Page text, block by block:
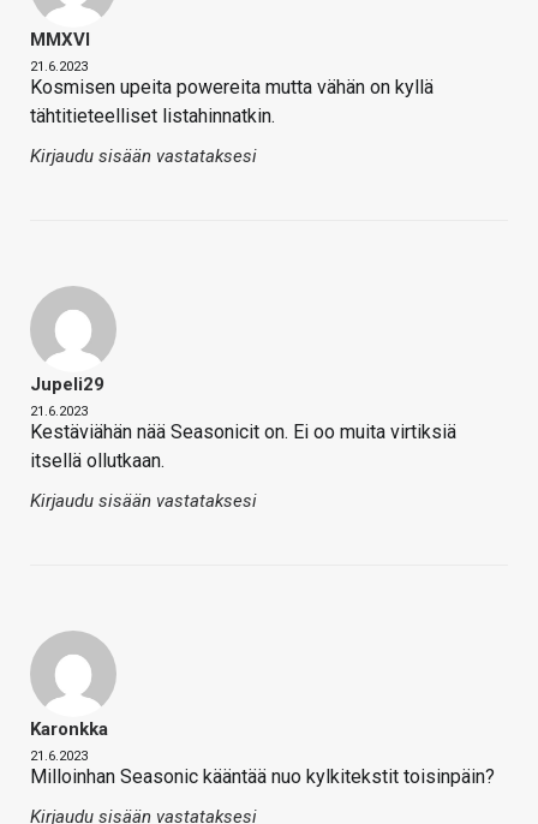
MMXVI
21.6.2023
Kosmisen upeita powereita mutta vähän on kyllä
tähtitieteelliset listahinnatkin.
Kirjaudu sisään vastataksesi
Jupeli29
21.6.2023
Kestäviähän nää Seasonicit on. Ei oo muita virtiksiä
itsellä ollutkaan.
Kirjaudu sisään vastataksesi
Karonkka
21.6.2023
Milloinhan Seasonic kääntää nuo kylkitekstit toisinpäin?
Kirjaudu sisään vastataksesi